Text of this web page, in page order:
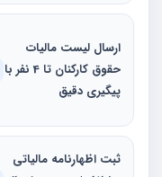
ارسال لیست مالیات
حقوق کارکنان تا 4 نفر با
پیگیری دقیق
ثبت اظهارنامه مالیاتی